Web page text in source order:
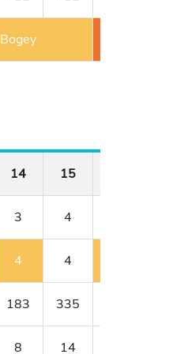
Bogey
14 15
3 4
4 4
183 335
8 14